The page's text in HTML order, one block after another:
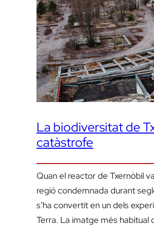
La biodiversitat de
catàstrofe
Quan el reactor de Txernòbil
regió condemnada durant
s’ha convertit en un dels
Terra. La imatge més habitual